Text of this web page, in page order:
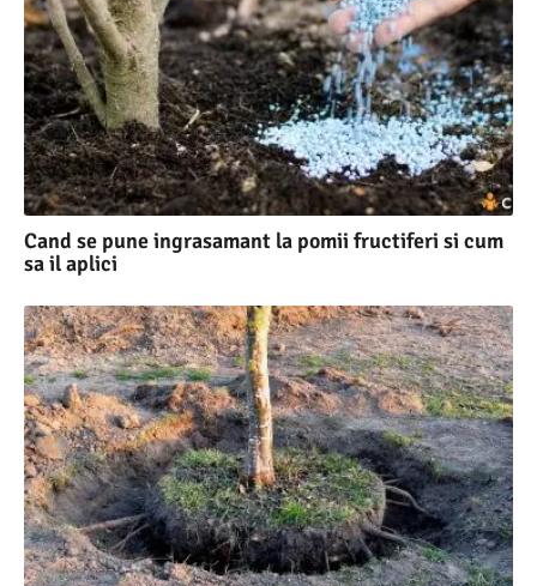
Cand se pune ingrasamant la pomii fructiferi si cum
sa il aplici